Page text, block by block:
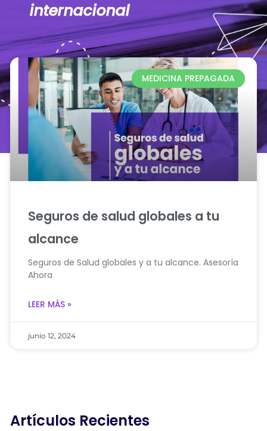
internacional
MEDICINA PREPAGADA
Seguros de salud globales a tu
alcance
Seguros de Salud globales y a tu alcance. Asesoría
Ahora
LEER MÁS »
junio 12, 2024
Artículos Recientes